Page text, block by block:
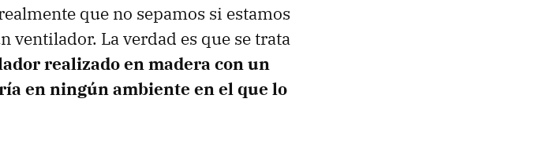
que no sepamos si estamos
ventilador. La verdad es que se trata
realizado en madera con un
en ningún ambiente en el que lo